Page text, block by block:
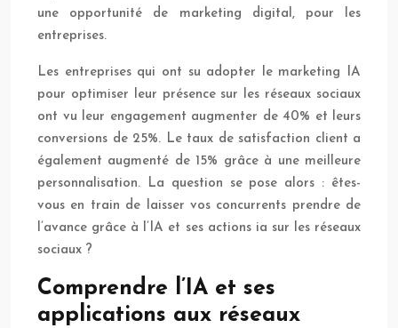
une opportunité de marketing digital, pour les
entreprises.
Les entreprises qui ont su adopter le marketing IA
pour optimiser leur présence sur les réseaux sociaux
ont vu leur engagement augmenter de 40% et leurs
conversions de 25%. Le taux de satisfaction client a
également augmenté de 15% grâce à une meilleure
personnalisation. La question se pose alors : êtes-
vous en train de laisser vos concurrents prendre de
l’avance grâce à l’IA et ses actions ia sur les réseaux
sociaux ?
Comprendre l’IA et ses
applications aux réseaux